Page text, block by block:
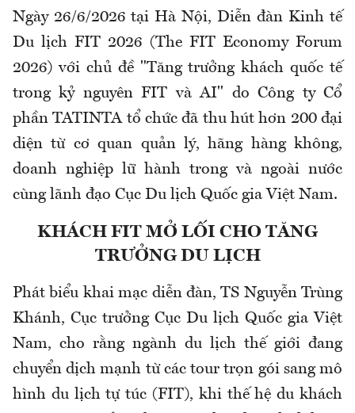
Ngày 26/6/2026 tại Hà Nội, Diễn đàn Kinh tế
Du lịch FIT 2026 (The FIT Economy Forum
2026) với chủ đề "Tăng trưởng khách quốc tế
trong kỷ nguyên FIT và AI" do Công ty Cổ
phần TATINTA tổ chức đã thu hút hơn 200 đại
diện từ cơ quan quản lý, hãng hàng không,
doanh nghiệp lữ hành trong và ngoài nước
cùng lãnh đạo Cục Du lịch Quốc gia Việt Nam.
KHÁCH FIT MỞ LỐI CHO TĂNG
TRƯỞNG DU LỊCH
Phát biểu khai mạc diễn đàn, TS Nguyễn Trùng
Khánh, Cục trưởng Cục Du lịch Quốc gia Việt
Nam, cho rằng ngành du lịch thế giới đang
chuyển dịch mạnh từ các tour trọn gói sang mô
hình du lịch tự túc (FIT), khi thế hệ du khách